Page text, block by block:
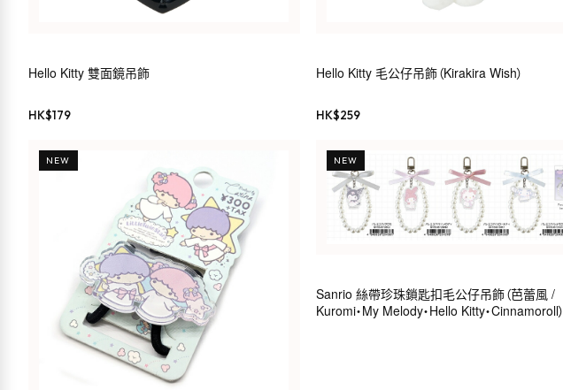
Hello Kitty 雙面鏡吊飾
HK$179
Hello Kitty 毛公仔吊飾（Kirakira Wish）
HK$259
NEW NEW
Sanrio 絲帶珍珠鎖匙扣毛公仔吊飾（芭蕾風 /
Kuromi・My Melody・Hello Kitty・Cinnamoroll）